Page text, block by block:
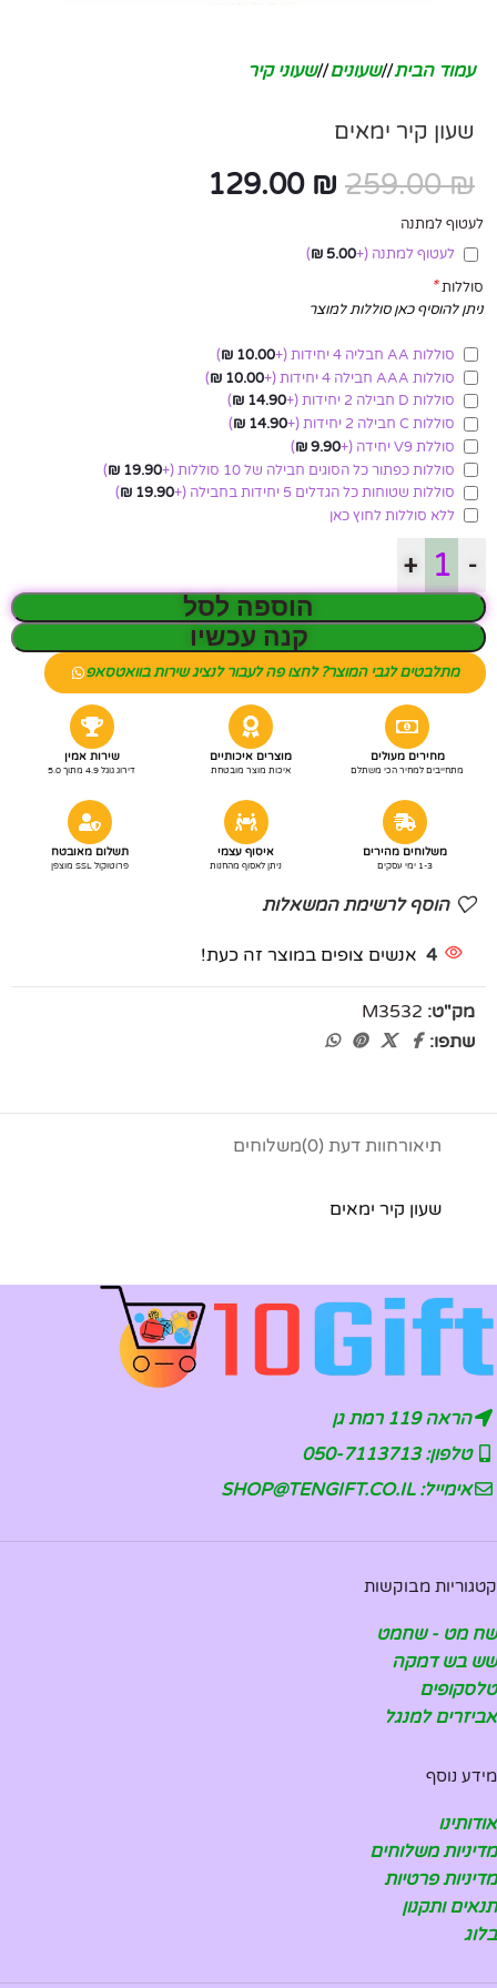
עמוד הבית/ שעונים/ שעוני קיר
שעון קיר ימאים
259.00₪
129.00 ₪
לעטוף למתנה
לעטוף למתנה (+
5.00
₪
)
סוללות*
ניתן להוסיף כאן סוללות למוצר
סוללות AA חבליה 4 יחידות (+
10.00
₪
)
סוללות AAA חבילה 4 יחידות
(+
10.00
₪
)
סוללות D חבילה 2 יחידות
(+
14.90
₪
)
סוללות C חבילה 2 יחידות
(+
14.90
₪
)
סוללת V9 יחידה
(+
9.90
₪
)
סוללות כפתור כל הסוגים חבילה של 10 סוללות
(+
19.90
₪
)
סוללות שטוחות כל הגדלים 5 יחידות בחבילה
(+
19.90
₪
)
ללא סוללות לחוץ כאן
-
+
הוספה לסל
קנה עכשיו
מתלבטים לגבי המוצר? לחצו פה לעבור לנציג שירות בוואטסאפ
מחירים מעולים
מתחייבים למחיר הכי משתלם
מוצרים איכותיים
איכות מוצר מובטחת
שירות אמין
דירוג גוגל 4.9 מתוך 5.0
משלוחים מהירים
1-3 ימי עסקים
איסוף עצמי
ניתן לאסוף מהחנות
תשלום מאובטח
פרוטוקול SSL מוצפן
הוסף לרשימת המשאלות
4 אנשים צופים במוצר זה כעת!
מק"ט: M3532
שתפו:
תיאורחוות דעת (0) משלוחים
שעון קיר ימאים
הראה 119 רמת גן
טלפון: 050-7113713
אימייל: SHOP@TENGIFT.CO.IL
קטגוריות מבוקשות
שח מט - שחמט
שש בש דמקה
טלסקופים
אביזרים למנגל
מידע נוסף
אודותינו
מדיניות משלוחים
מדיניות פרטיות
תנאים ותקנון
בלוג